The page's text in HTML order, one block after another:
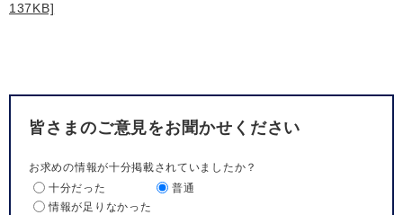
137KB]
皆さまのご意見をお聞かせください
お求めの情報が十分掲載されていましたか？
十分だった
普通
情報が足りなかった